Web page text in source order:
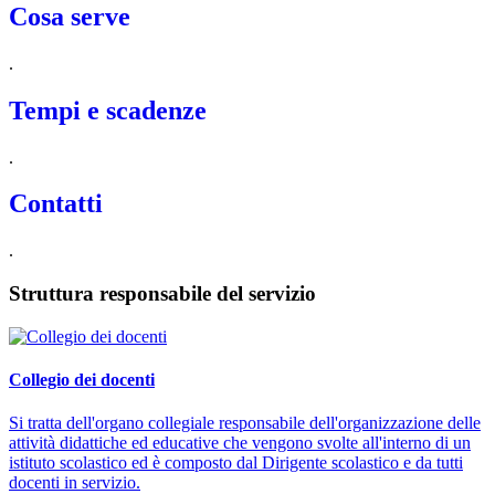
Cosa serve
.
Tempi e scadenze
.
Contatti
.
Struttura responsabile del servizio
Collegio dei docenti
Si tratta dell'organo collegiale responsabile dell'organizzazione delle
attività didattiche ed educative che vengono svolte all'interno di un
istituto scolastico ed è composto dal Dirigente scolastico e da tutti
docenti in servizio.